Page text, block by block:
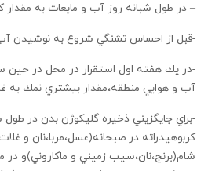
– در طول شبانه روز آب و مايعات به مقدار
-قبل از احساس تشنگي شروع به نوشيدن
-در يك هفته اول استقرار در محل در حين
آب و هوايي منطقه،مقدار بيشتري نمك به
-براي جايگزيني ذخيره گليكوژن بدن در طول
كربوهيدراته در صبحانه(عسل،مربا،نان و
شام(برنج،نان،سيب زميني و ماكاروني)و